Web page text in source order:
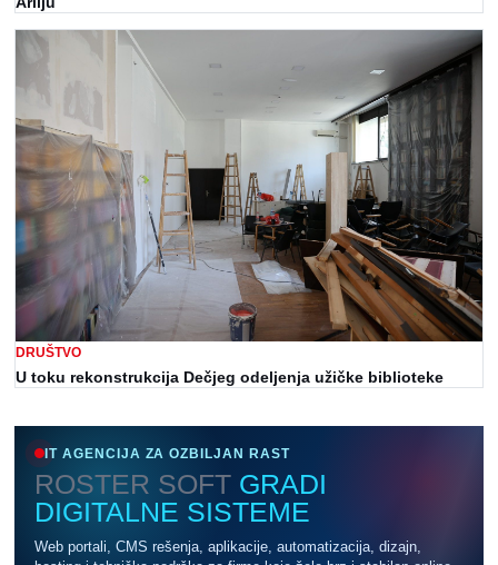
DRUŠTVO
U toku rekonstrukcija Dečjeg odeljenja užičke biblioteke
IT AGENCIJA ZA OZBILJAN RAST
ROSTER SOFT GRADI
DIGITALNE SISTEME
Web portali, CMS rešenja, aplikacije, automatizacija, dizajn,